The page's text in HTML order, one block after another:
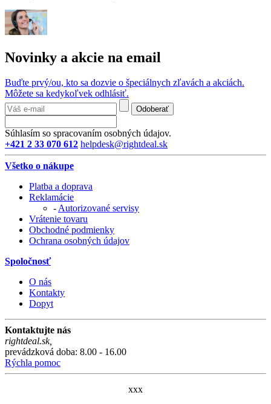
Novinky a akcie na email
Buďte prvý/ou, kto sa dozvie o špeciálnych zľavách a akciách.
Môžete sa kedykoľvek odhlásiť.
Odoberať
Súhlasím so spracovaním osobných údajov.
+421 2 33 070 612 helpdesk@rightdeal.sk
Všetko o nákupe
Platba a doprava
Reklamácie
-Autorizované servisy
Vrátenie tovaru
Obchodné podmienky
Ochrana osobných údajov
Spoločnosť
O nás
Kontakty
Dopyt
Kontaktujte nás
rightdeal.sk,
prevádzková doba: 8.00 - 16.00
Rýchla pomoc
xxx